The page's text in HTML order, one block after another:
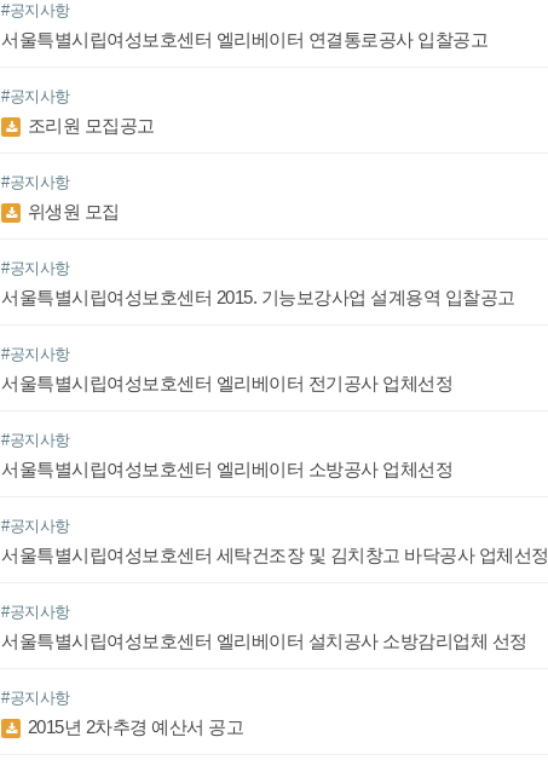
#공지사항
서울특별시립여성보호센터 엘리베이터 연결통로공사 입찰공고
#공지사항
조리원 모집공고
#공지사항
위생원 모집
#공지사항
서울특별시립여성보호센터 2015. 기능보강사업 설계용역 입찰공고
#공지사항
서울특별시립여성보호센터 엘리베이터 전기공사 업체선정
#공지사항
서울특별시립여성보호센터 엘리베이터 소방공사 업체선정
#공지사항
서울특별시립여성보호센터 세탁건조장 및 김치창고 바닥공사 업체선정
#공지사항
서울특별시립여성보호센터 엘리베이터 설치공사 소방감리업체 선정
#공지사항
2015년 2차추경 예산서 공고